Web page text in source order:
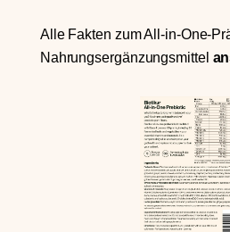
Alle Fakten zum All-in-One-
Nahrungsergänzungsmittel